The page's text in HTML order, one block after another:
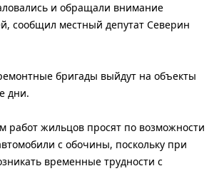
и обращали внимание
сообщил местный депутат Северин
бригады выйдут на объекты
дни.
работ жильцов просят по возможности
с обочины, поскольку при
временные трудности с